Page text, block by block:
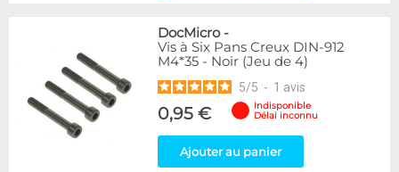
DocMicro-
Vis à Six Pans Creux DIN-912
M4*35 - Noir (Jeu de 4)
5/5 - 1 avis
0,95 €
Indisponible
Délai inconnu
Ajouter au panier